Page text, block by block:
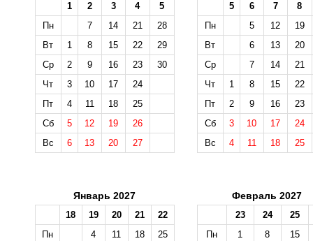
1 2 3 4
5
Пн
7 14 21
28
Вт
1 8 15 22
29
Ср
2 9 16 23
30
Чт
3 10 17
24
Пт
4 11 18
25
Сб
5 12 19
26
Вс
6 13 20 27
5 6 7
8
Пн
5 12
19
Вт
6 13
20
Ср
7 14
21
Чт
1 8 15
22
Пт
2 9 16
23
Сб
3 10 17
24
Вс
4 11 18 25
Январь 2027
18 19 20 21
22
Пн
4 11 18
25
Февраль 2027
23 24
25
Пн
1 8
15